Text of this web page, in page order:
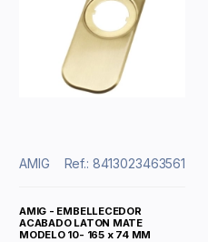
AMIG Ref.: 8413023463561
AMIG - EMBELLECEDOR
ACABADO LATON MATE
MODELO 10- 165 x 74 MM